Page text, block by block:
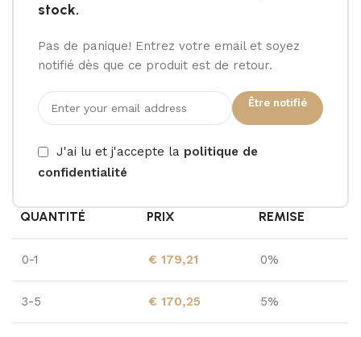
stock.
Pas de panique! Entrez votre email et soyez
notifié dès que ce produit est de retour.
Être notifié
J'ai lu et j'accepte la politique de
confidentialité
QUANTITÉ PRIX REMISE
0-1 € 179,21 0%
3-5 € 170,25 5%